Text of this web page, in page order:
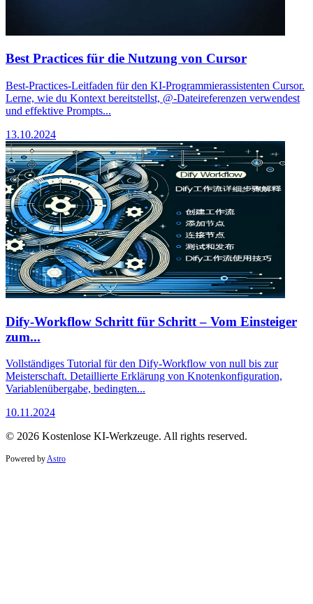
Best Practices für die Nutzung von Cursor
Best-Practices-Leitfaden für den KI-Programmierassistenten Cursor.
Lerne, wie du Kontext bereitstellst, @-Dateireferenzen verwendest
und effektive Prompts...
13.10.2024
Dify-Workflow Schritt für Schritt – Vom Einsteiger
zum...
Vollständiges Tutorial für den Dify-Workflow von null bis zur
Meisterschaft. Detaillierte Erklärung von Knotenkonfiguration,
Variablenübergabe, bedingten...
10.11.2024
© 2026 Kostenlose KI-Werkzeuge. All rights reserved.
Powered byAstro